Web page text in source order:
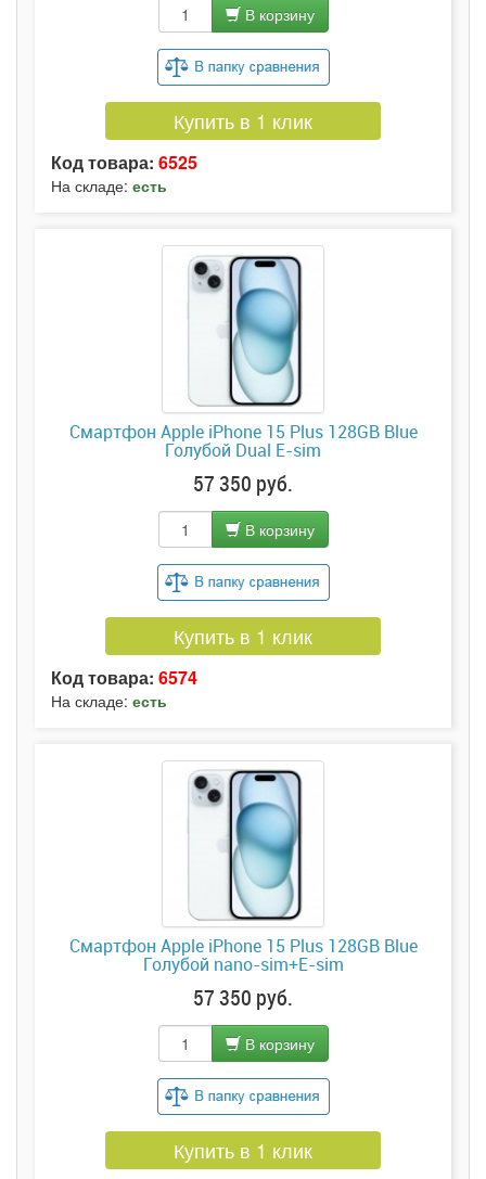
В корзину
Купить в 1 клик
Код товара: 6525
На складе: есть
Смартфон Apple iPhone 15 Plus 128GB Blue
Голубой Dual E-sim
57 350 руб.
В корзину
Купить в 1 клик
Код товара: 6574
На складе: есть
Смартфон Apple iPhone 15 Plus 128GB Blue
Голубой nano-sim+E-sim
57 350 руб.
В корзину
Купить в 1 клик